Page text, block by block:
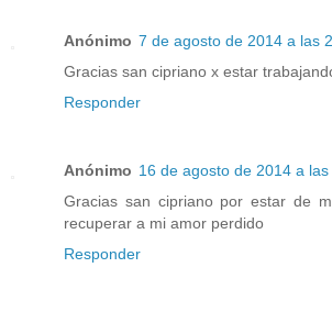
Anónimo 7 de agosto de 2014 a las
Gracias san cipriano x estar
Responder
Anónimo 16 de agosto de 2014 a
Gracias san cipriano por estar de
recuperar a mi amor perdido
Responder